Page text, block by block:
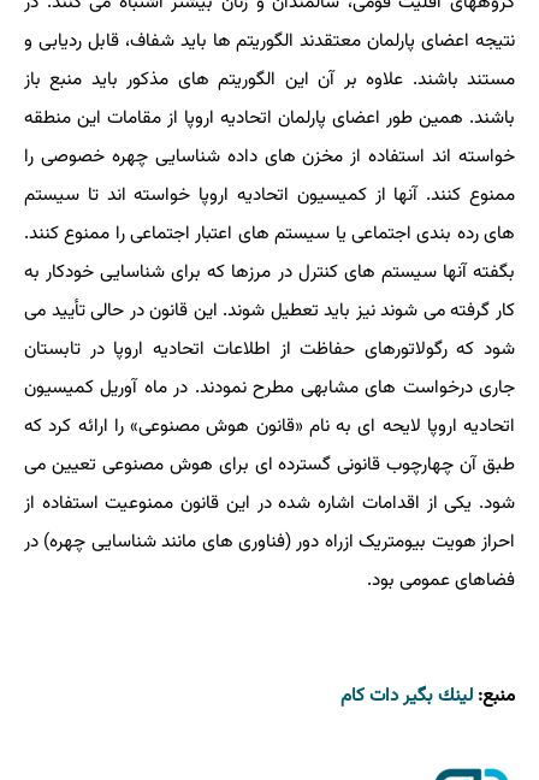
نتیجه اعضای پارلمان معتقدند الگوریتم ها باید شفاف، قابل ردیابی و
مستند باشند. علاوه بر آن این الگوریتم های مذکور باید منبع باز
باشند. همین طور اعضای پارلمان اتحادیه اروپا از مقامات این منطقه
خواسته اند استفاده از مخزن های داده شناسایی چهره خصوصی را
ممنوع کنند. آنها از کمیسیون اتحادیه اروپا خواسته اند تا سیستم
های رده بندی اجتماعی یا سیستم های اعتبار اجتماعی را ممنوع کنند.
بگفته آنها سیستم های کنترل در مرزها که برای شناسایی خودکار به
کار گرفته می شوند نیز باید تعطیل شوند. این قانون در حالی تأیید می
شود که رگولاتورهای حفاظت از اطلاعات اتحادیه اروپا در تابستان
جاری درخواست های مشابهی مطرح نمودند. در ماه آوریل کمیسیون
اتحادیه اروپا لایحه ای به نام «قانون هوش مصنوعی» را ارائه کرد که
طبق آن چهارچوب قانونی گسترده ای برای هوش مصنوعی تعیین می
شود. یکی از اقدامات اشاره شده در این قانون ممنوعیت استفاده از
احراز هویت بیومتریک ازراه دور (فناوری های مانند شناسایی چهره) در
فضاهای عمومی بود.
منبع: لینك بگیر دات كام